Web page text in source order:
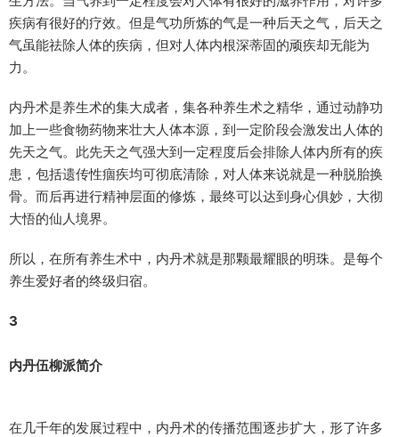
疾病有很好的疗效。但是气功所炼的气是一种后天之气，后天之
气虽能祛除人体的疾病，但对人体内根深蒂固的顽疾却无能为
力。
内丹术是养生术的集大成者，集各种养生术之精华，通过动静功
加上一些食物药物来壮大人体本源，到一定阶段会激发出人体的
先天之气。此先天之气强大到一定程度后会排除人体内所有的疾
患，包括遗传性痼疾均可彻底清除，对人体来说就是一种脱胎换
骨。而后再进行精神层面的修炼，最终可以达到身心俱妙，大彻
大悟的仙人境界。
所以，在所有养生术中，内丹术就是那颗最耀眼的明珠。是每个
养生爱好者的终级归宿。
3
内丹伍柳派简介
在几千年的发展过程中，内丹术的传播范围逐步扩大，形了许多